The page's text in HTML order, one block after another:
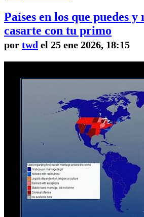
Países en los que puedes y
casarte con tu primo
por twd el 25 ene 2026, 18:15